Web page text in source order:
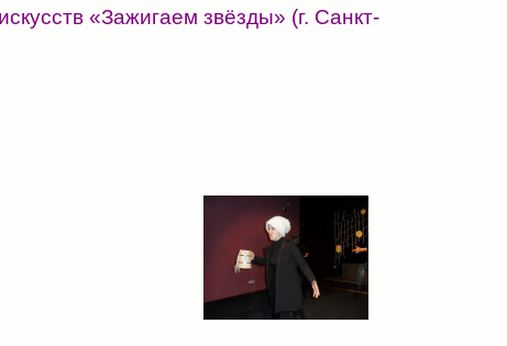
«Зажигаем звёзды» (г. Санкт-